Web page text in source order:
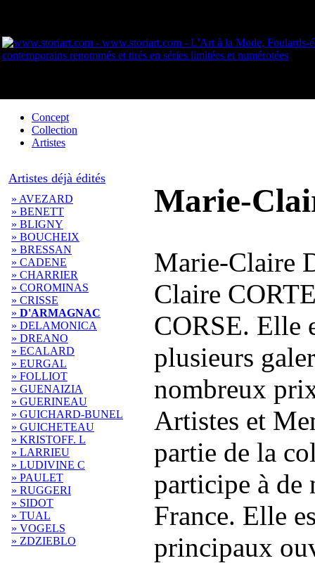
Concept
Collection
Artistes
Artistes déjà édités
» AVEZARD
» BENETT
» BLIGNY
» BOUCHEIX
» BRESSAN
» CADENE
» CHARRIER
» COROMINAS
» CRISSE
» D'ARMAGNAC
» DELAMONICA
» DREANO
» ECALARD
» EURGAL
» FOLLIOT
» GUENAIZIA
» GUERINEAU
» GUICHARD-BUNEL
» GUICHETEAU
» KRISTOFF. L
» LARRIEU
» LUDIVINE C
» PAULET
» RUGGERI
» SIDOT
» TUAL
» VOGELS
» ZDZIEBLO
Marie-
Marie-Claire
Claire
CORSE. Elle
plusieurs
nombreux
Artistes et
partie de la
participe à de
France. Elle
principaux